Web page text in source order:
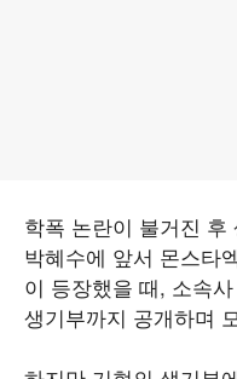
학폭 논란이 불거진
박혜수에 앞서 몬스타
이 등장했을 때, 소속
생기부까지 공개하며